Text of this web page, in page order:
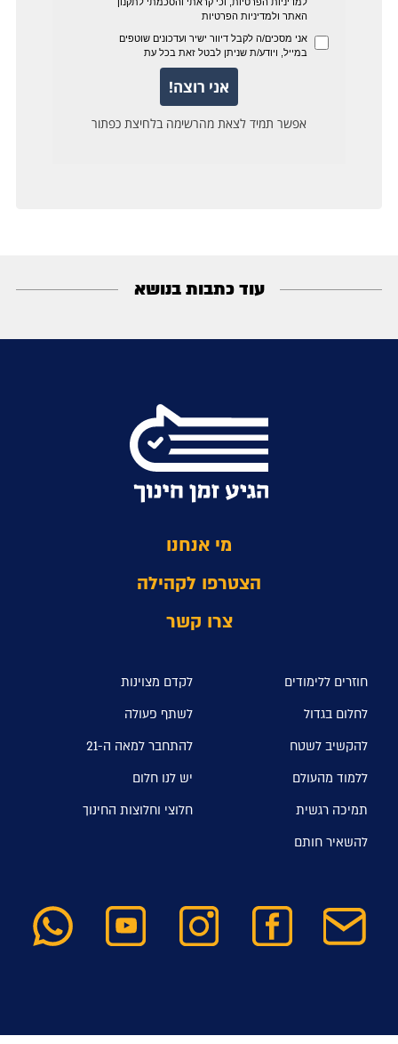
עוד כתבות בנושא
מי אנחנו
הצטרפו לקהילה
צרו קשר
חוזרים ללימודים
לקדם מצוינות
לחלום בגדול
לשתף פעולה
להקשיב לשטח
להתחבר למאה ה-21
ללמוד מהעולם
יש לנו חלום
תמיכה רגשית
חלוצי וחלוצות החינוך
להשאיר חותם